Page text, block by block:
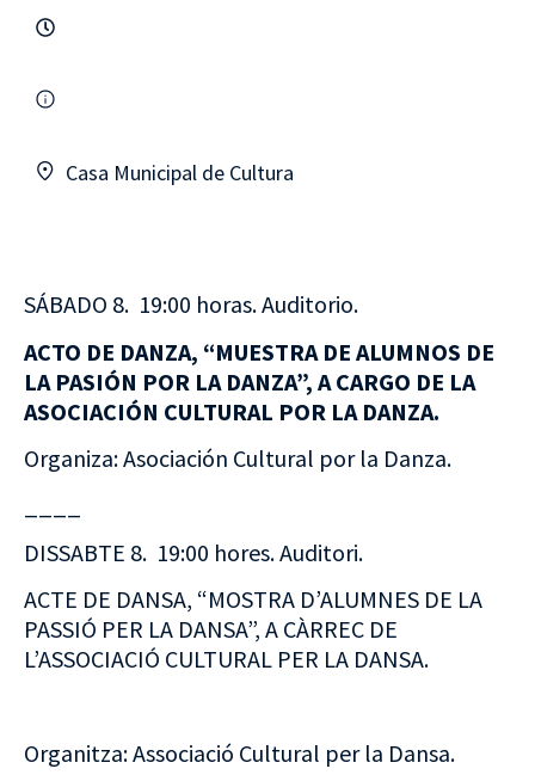
Casa Municipal de Cultura
SÁBADO 8. 19:00 horas. Auditorio.
ACTO DE DANZA, “MUESTRA DE ALUMNOS DE
LA PASIÓN POR LA DANZA”, A CARGO DE LA
ASOCIACIÓN CULTURAL POR LA DANZA.
Organiza: Asociación Cultural por la Danza.
DISSABTE 8. 19:00 hores. Auditori.
ACTE DE DANSA, “MOSTRA D’ALUMNES DE LA
PASSIÓ PER LA DANSA”, A CÀRREC DE
L’ASSOCIACIÓ CULTURAL PER LA DANSA.
Organitza: Associació Cultural per la Dansa.